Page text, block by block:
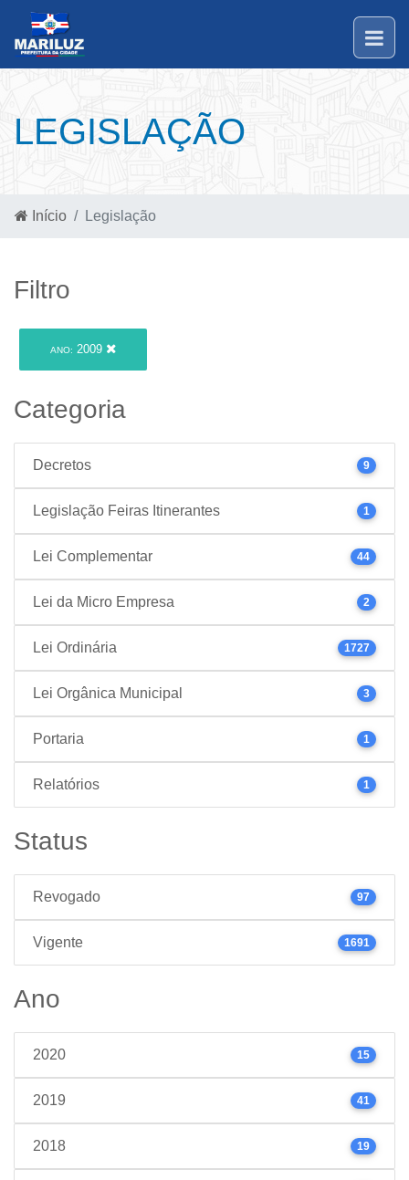
LEGISLAÇÃO
Início Legislação
Filtro
ANO: 2009
Categoria
Decretos 9
Legislação Feiras Itinerantes 1
Lei Complementar 44
Lei da Micro Empresa 2
Lei Ordinária 1727
Lei Orgânica Municipal 3
Portaria 1
Relatórios 1
Status
Revogado 97
Vigente 1691
Ano
2020 15
2019 41
2018 19